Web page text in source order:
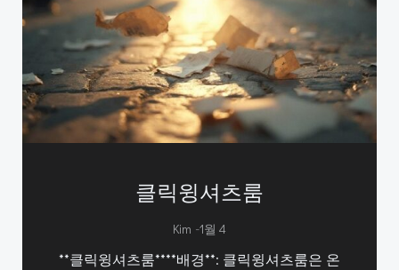
클릭윙셔츠룸
Kim -1월 4
**클릭윙셔츠룸****배경**: 클릭윙셔츠룸은 온